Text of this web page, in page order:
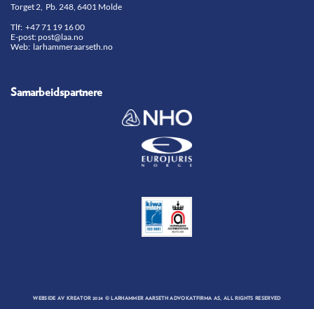
Torget 2, Pb. 248, 6401 Molde
Tlf: +47 71 19 16 00
E-post:post@laa.no
Web: larhammeraarseth.no
Samarbeidspartnere
WEBSIDE AV KREATOR2024 © LARHAMMER AARSETH ADVOKATFIRMA AS, ALL RIGHTS RESERVED